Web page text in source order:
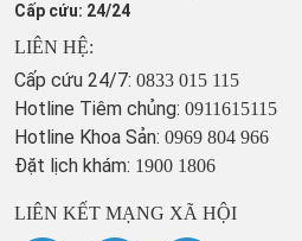
Cấp cứu: 24/24
LIÊN HỆ:
Cấp cứu 24/7: 0833 015 115
Hotline Tiêm chủng: 0911615115
Hotline Khoa Sản: 0969 804 966
Đặt lịch khám: 1900 1806
LIÊN KẾT MẠNG XÃ HỘI